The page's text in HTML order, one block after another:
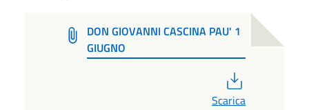
DON GIOVANNI CASCINA PAU' 1
GIUGNO
Scarica